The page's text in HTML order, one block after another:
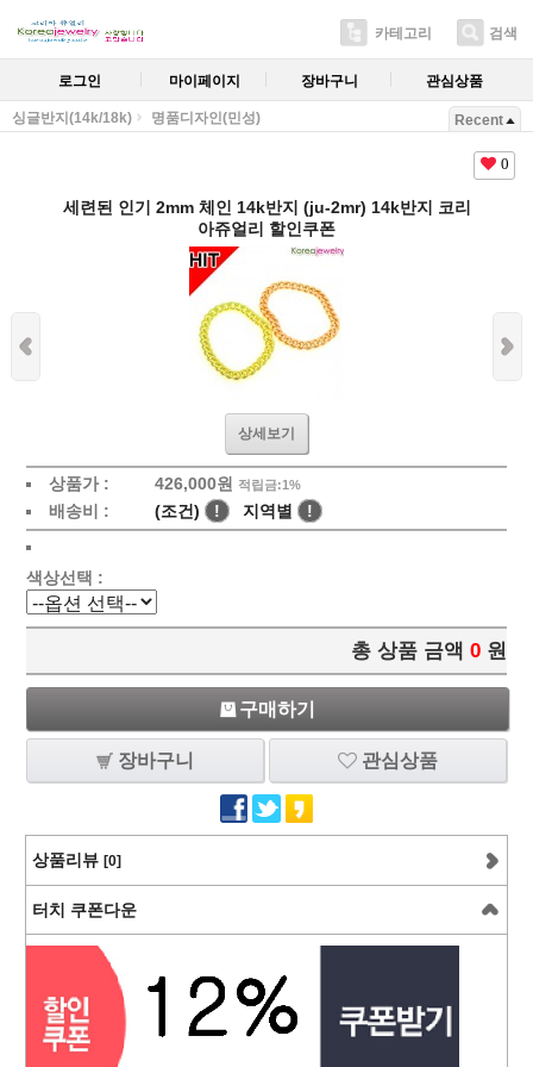
카테고리 검색
로그인 마이페이지 장바구니 관심상품
싱글반지(14k/18k) 명품디자인(민성) Recent
0
세련된 인기 2mm 체인 14k반지 (ju-2mr) 14k반지 코리
아쥬얼리 할인쿠폰
상세보기
상품가 : 426,000원 적립금:1%
배송비 : (조건) ! 지역별 !
색상선택 :
총 상품 금액 0 원
구매하기
장바구니 관심상품
상품리뷰 [0]
터치 쿠폰다운